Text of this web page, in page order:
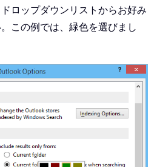
ロップダウンリストからお好み
この例では、緑色を選びまし